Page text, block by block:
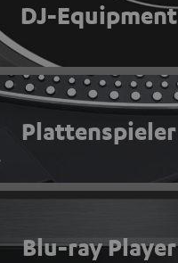
DJ-Equipment
Plattenspieler
Blu-ray Player